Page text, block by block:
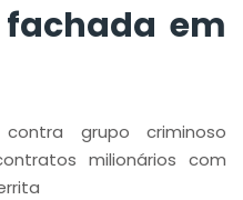
em
grupo criminoso
milionários com